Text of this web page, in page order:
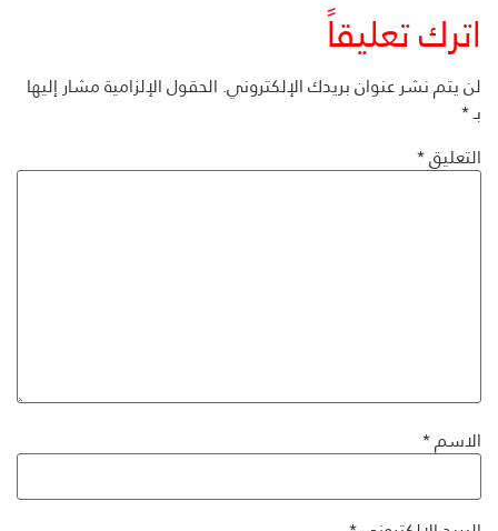
اترك تعليقاً
لن يتم نشر عنوان بريدك الإلكتروني.الحقول الإلزامية مشار إليها
بـ*
التعليق*
الاسم*